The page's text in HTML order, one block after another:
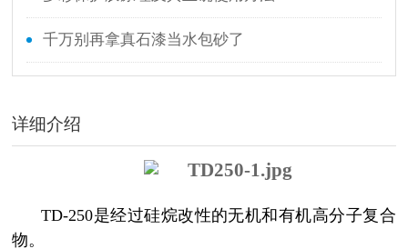
千万别再拿真石漆当水包砂了
详细介绍
TD-250是经过硅烷改性的无机和有机高分子复合
物。